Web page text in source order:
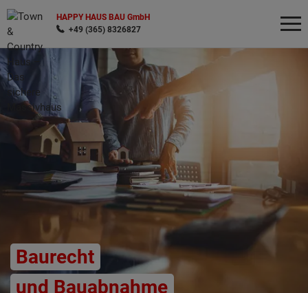
HAPPY HAUS BAU GmbH
+49 (365) 8326827
Baurecht
und Bauabnahme
Wonach möchten Sie suchen?